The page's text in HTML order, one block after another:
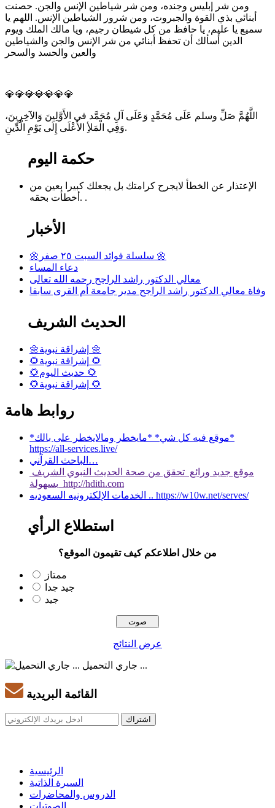
ومن شر إبليس وجنده، ومن شر شياطين الإنس والجن. حصنت
أبنائي بذي القوة والجبروت، ومن شرور الشياطين الإنس. اللهم يا
سميع يا عليم، يا حافظ من كل شيطان رجيم، ويا مالك الملك ويوم
الدين أسألك أن تحفظ أبنائي من شر الإنس والجن والشياطين
والعين والحسد والسحر
💎💎💎💎💎💎💎
اللَّهُمَّ صَلِّ وسلم عَلَى مُحَمَّدٍ وَعَلَى آلِ مُحَمَّد في الأَوَّلِينَ وَالآخِرِينَ،
وَفِي الْمَلأِ الأَعْلَى إِلَى يَوْمِ الْدِّينِ.
حكمة اليوم
الإعتذار عن الخطأ لايجرح كرامتك بل يجعلك كبيرا بعين من
أخطأت بحقه. .
الأخبار
🌼سلسلة فوائد السبت ٢٥ صفر 🌼
دعاء المساء
معالي الدكتور راشد الراجح رحمه الله تعالى
وفاة معالي الدكتور راشد الراجح مدير جامعة أم القرى سابقا
الحديث الشريف
🌼إشراقة نبوية 🌼
🌻إشراقة نبوية 🌻
🌻حديث اليوم 🌻
🌻إشراقة نبوية 🌻
روابط هامة
*موقع فيه كل شي* *مايخطر ومالايخطر على بالك*
https://all-services.live/
الباحث القرآني…
موقع جديد ورائع تحقق من صحة الحديث النبوي الشريف
بسهولة http://hdith.com
الخدمات الإلكترونيه السعوديه .. https://w10w.net/serves/
استطلاع الرأي
من خلال اطلاعكم كيف تقيمون الموقع؟
ممتاز
جيد جدا
جيد
عرض النتائج
جاري التحميل ...
القائمة البريدية
الرئيسية
السيرة الذاتية
الدروس والمحاضرات
الصوتيات